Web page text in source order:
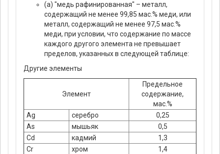
(а) "медь рафинированная" – металл,
содержащий не менее 99,85 мас.% меди, или
металл, содержащий не менее 97,5 мас.%
меди, при условии, что содержание по массе
каждого другого элемента не превышает
пределов, указанных в следующей таблице:
Другие элементы
Элемент
Предельное
содержание,
мас.%
Ag
серебро
0,25
As
мышьяк
0,5
Cd
кадмий
1,3
Cr
хром
1,4